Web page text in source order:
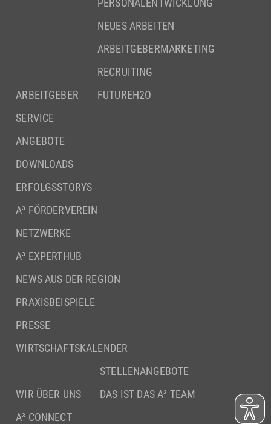
ARBEITGEBER
PERSONALENTWICKLUNG
NEUES ARBEITEN
ARBEITGEBERMARKETING
RECRUITING
FUTUREH2O
SERVICE
ANGEBOTE
DOWNLOADS
ERFOLGSSTORYS
A³ FÖRDERVEREIN
NETZWERKE
A³ EXPERTHUB
NEWS AUS DER REGION
PRAXISBEISPIELE
PRESSE
WIRTSCHAFTSKALENDER
WIR ÜBER UNS
STELLENANGEBOTE
DAS IST DAS A³ TEAM
A³ CONNECT